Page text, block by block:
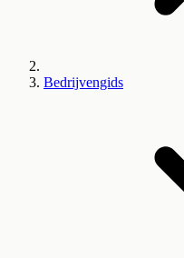
Bedrijvengids